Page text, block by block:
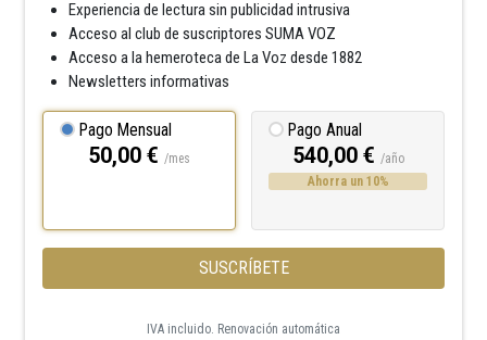
Experiencia de lectura sin publicidad intrusiva
Acceso al club de suscriptores SUMA VOZ
Acceso a la hemeroteca de La Voz desde 1882
Newsletters informativas
Pago Mensual
50,00 € /mes
Pago Anual
540,00 € /año
Ahorra un 10%
SUSCRÍBETE
IVA incluido. Renovación automática